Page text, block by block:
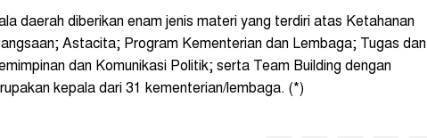
daerah diberikan enam jenis materi yang terdiri atas Ketahanan
Astacita; Program Kementerian dan Lembaga; Tugas dan
dan Komunikasi Politik; serta Team Building dengan
kepala dari 31 kementerian/lembaga. (*)